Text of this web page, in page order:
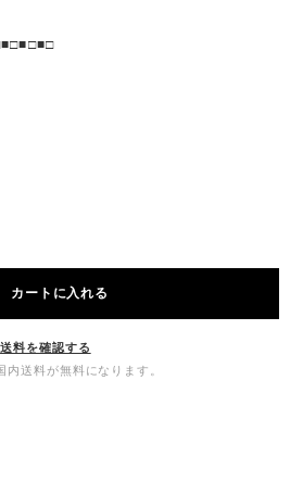
カートに入れる
送料を確認する
送料が無料になります。